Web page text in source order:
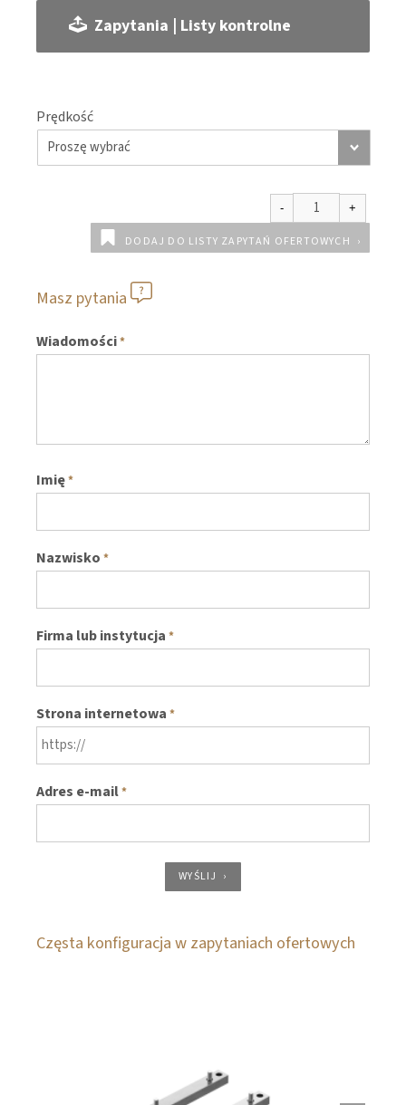
Zapytania | Listy kontrolne
Prędkość
DODAJ DO LISTY ZAPYTAŃ OFERTOWYCH
Masz pytania
Wiadomości*
Imię*
Nazwisko *
Firma lub instytucja *
Strona internetowa *
Adres e-mail*
WYŚLIJ
Częsta konfiguracja w zapytaniach ofertowych